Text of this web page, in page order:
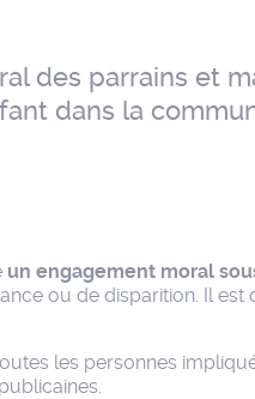
des parrains et
dans la
un engagement moral
ou de disparition. Il
les personnes